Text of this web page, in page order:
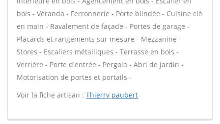
bois - Véranda - Ferronnerie - Porte blindée - Cuisine clé
en main - Ravalement de façade - Portes de garage -
Placards et rangements sur mesure - Mezzanine -
Stores - Escaliers métalliques - Terrasse en bois -
Verrière - Porte d'entrée - Pergola - Abri de jardin -
Motorisation de portes et portails -
Voir la fiche artisan : Thierry paubert